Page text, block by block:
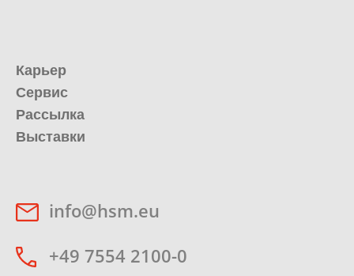
Карьер
Сервис
Рассылка
Выставки
info@hsm.eu
+49 7554 2100-0